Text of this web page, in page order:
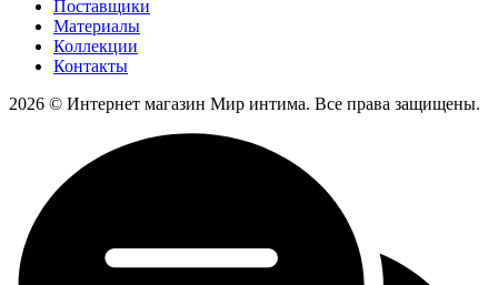
Поставщики
Материалы
Коллекции
Контакты
2026 © Интернет магазин Мир интима. Все права защищены.